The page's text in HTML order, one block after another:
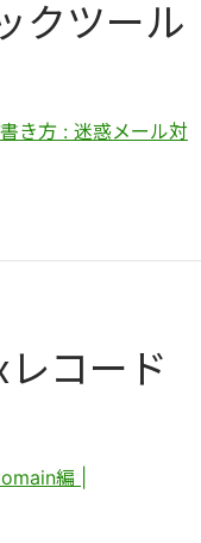
クツール
き方 : 迷惑メール対
コード
編 |